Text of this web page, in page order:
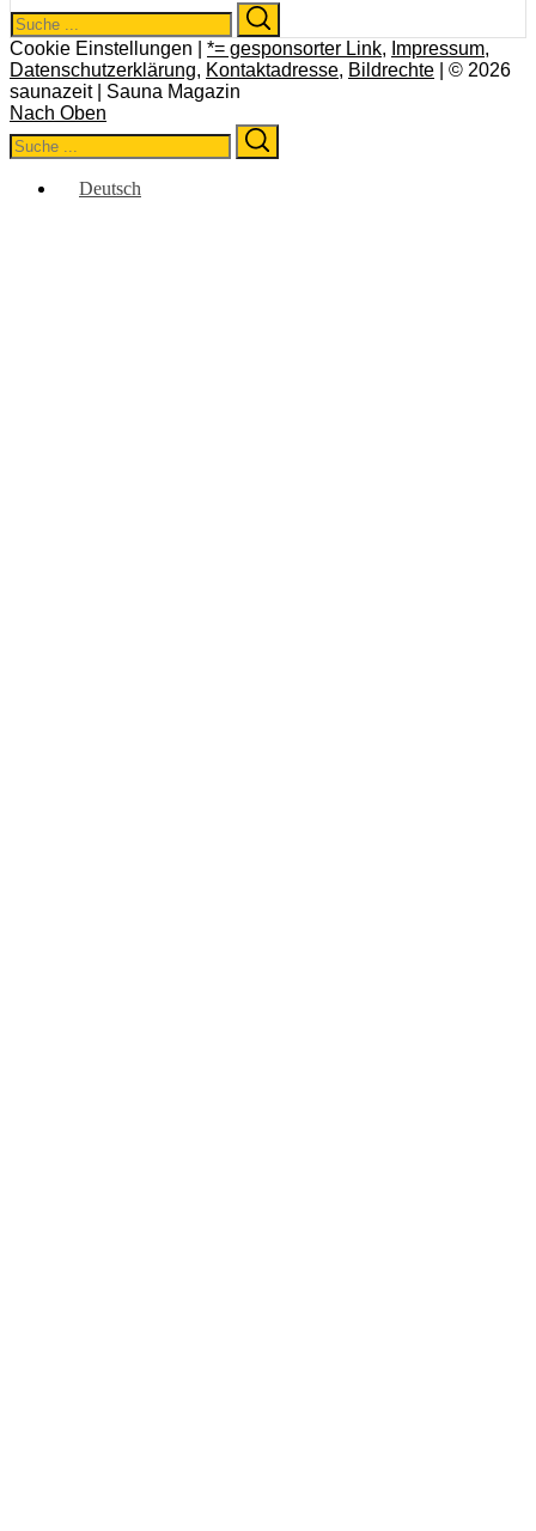
Search
for:
Cookie Einstellungen | *= gesponsorter Link, Impressum,
Datenschutzerklärung, Kontaktadresse, Bildrechte | © 2026
saunazeit | Sauna Magazin
Nach Oben
Search
for:
Deutsch